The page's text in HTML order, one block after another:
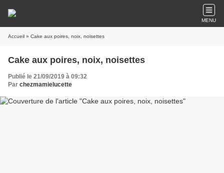
MENU
Accueil » Cake aux poires, noix, noisettes
Cake aux poires, noix, noisettes
Publié le 21/09/2019 à 09:32
Par chezmamielucette